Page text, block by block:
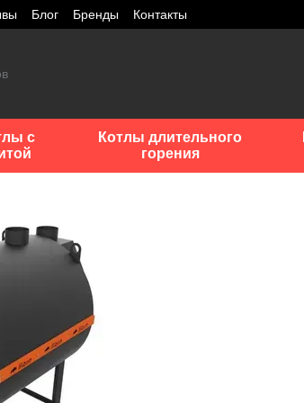
Блог Бренды Контакты
с
Котлы длительного
горения